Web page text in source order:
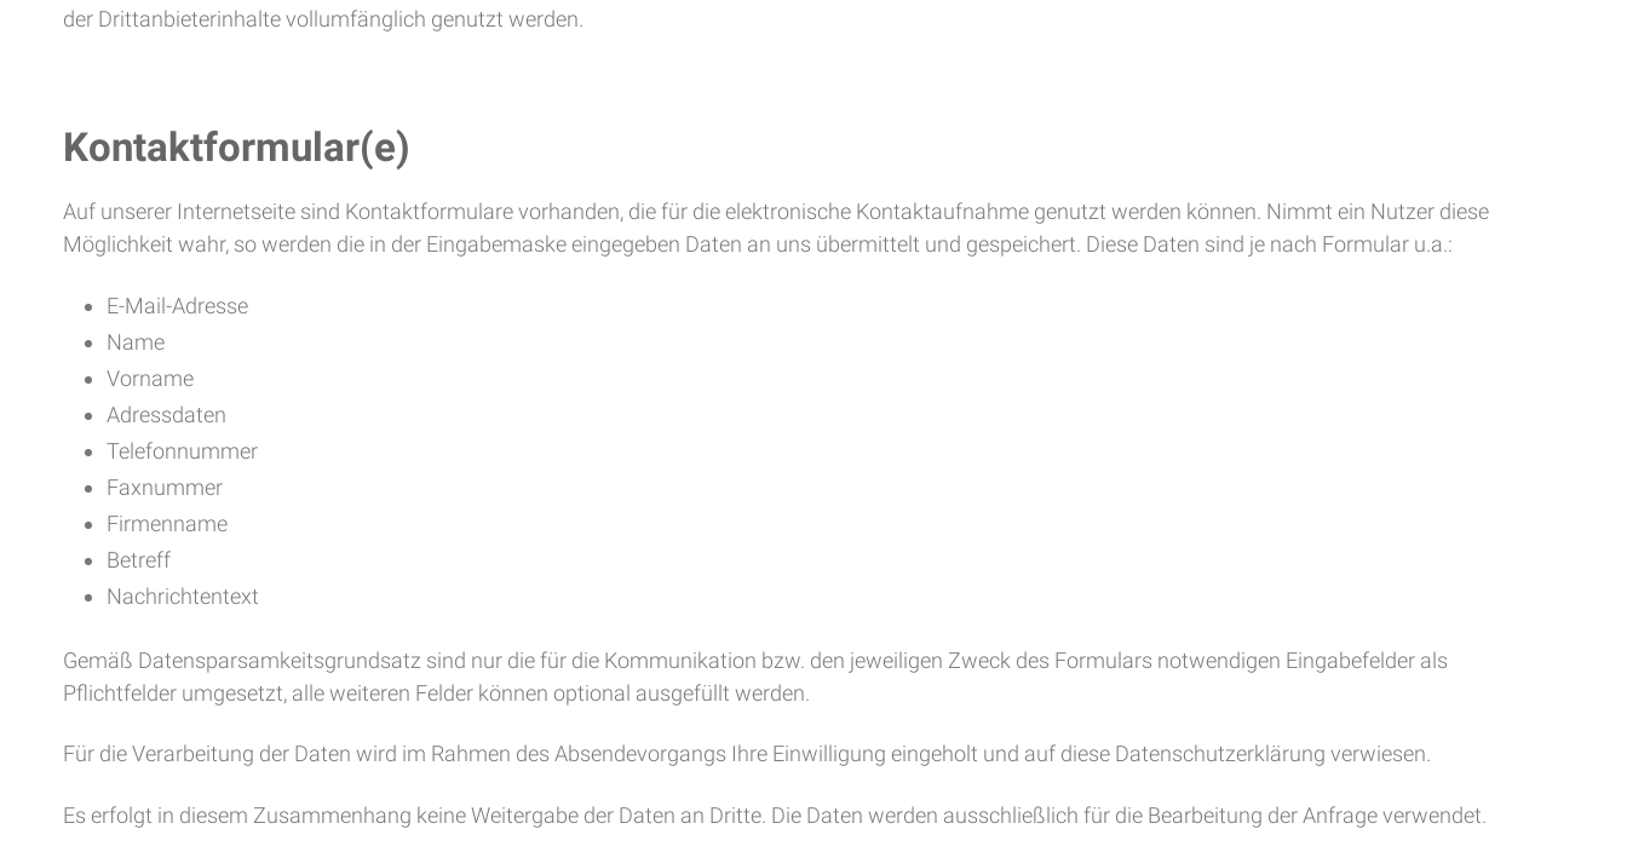
der Drittanbieterinhalte vollumfänglich genutzt werden.
Kontaktformular(e)
Auf unserer Internetseite sind Kontaktformulare vorhanden, die für die elektronische Kontaktaufnahme genutzt werden können. Nimmt ein Nutzer diese
Möglichkeit wahr, so werden die in der Eingabemaske eingegeben Daten an uns übermittelt und gespeichert. Diese Daten sind je nach Formular u.a.:
E-Mail-Adresse
Name
Vorname
Adressdaten
Telefonnummer
Faxnummer
Firmenname
Betreff
Nachrichtentext
Gemäß Datensparsamkeitsgrundsatz sind nur die für die Kommunikation bzw. den jeweiligen Zweck des Formulars notwendigen Eingabefelder als
Pflichtfelder umgesetzt, alle weiteren Felder können optional ausgefüllt werden.
Für die Verarbeitung der Daten wird im Rahmen des Absendevorgangs Ihre Einwilligung eingeholt und auf diese Datenschutzerklärung verwiesen.
Es erfolgt in diesem Zusammenhang keine Weitergabe der Daten an Dritte. Die Daten werden ausschließlich für die Bearbeitung der Anfrage verwendet.